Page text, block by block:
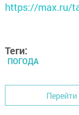
https://max.ru/
Теги:
ПОГОДА